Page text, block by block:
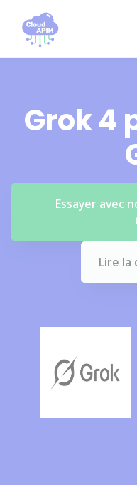
Grok 4
Essayer avec
Lire la